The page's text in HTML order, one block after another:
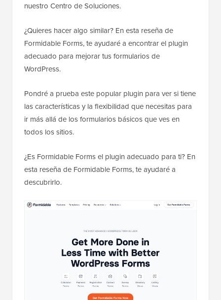
nuestro Centro de Soluciones.
¿Quieres hacer algo similar? En esta reseña de
Formidable Forms, te ayudaré a encontrar el plugin
adecuado para mejorar tus formularios de
WordPress.
Pondré a prueba este popular plugin para ver si tiene
las características y la flexibilidad que necesitas para
ir más allá de los formularios básicos que ves en
todos los sitios.
¿Es Formidable Forms el plugin adecuado para ti? En
esta reseña de Formidable Forms, te ayudaré a
descubrirlo.